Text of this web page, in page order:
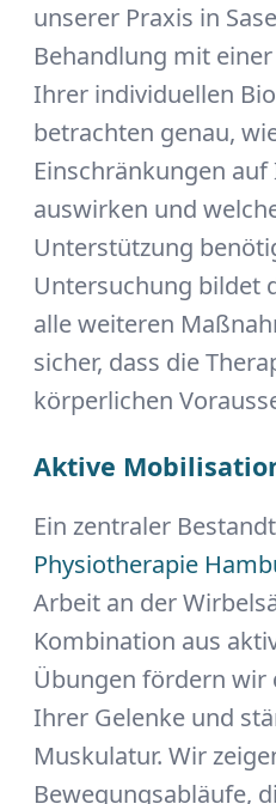
unserer Praxis in
Behandlung mit
Ihrer individuellen
betrachten genau,
Einschränkungen
auswirken und
Unterstützung
Untersuchung bildet
alle weiteren
sicher, dass die
körperlichen
Aktive
Ein zentraler
Physiotherapie
Arbeit an der
Kombination aus
Übungen fördern wir
Ihrer Gelenke und
Muskulatur. Wir
Bewegungsabläufe,